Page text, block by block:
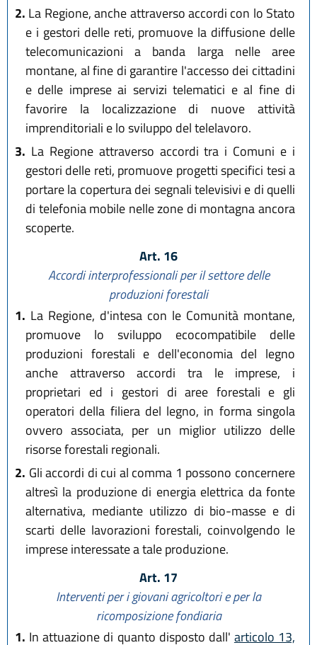
2. La Regione, anche attraverso accordi con lo Stato
e i gestori delle reti, promuove la diffusione delle
telecomunicazioni a banda larga nelle aree
montane, al fine di garantire l'accesso dei cittadini
e delle imprese ai servizi telematici e al fine di
favorire la localizzazione di nuove attività
imprenditoriali e lo sviluppo del telelavoro.
3. La Regione attraverso accordi tra i Comuni e i
gestori delle reti, promuove progetti specifici tesi a
portare la copertura dei segnali televisivi e di quelli
di telefonia mobile nelle zone di montagna ancora
scoperte.
Art. 16
Accordi interprofessionali per il settore delle
produzioni forestali
1. La Regione, d'intesa con le Comunità montane,
promuove lo sviluppo ecocompatibile delle
produzioni forestali e dell'economia del legno
anche attraverso accordi tra le imprese, i
proprietari ed i gestori di aree forestali e gli
operatori della filiera del legno, in forma singola
ovvero associata, per un miglior utilizzo delle
risorse forestali regionali.
2. Gli accordi di cui al comma 1 possono concernere
altresì la produzione di energia elettrica da fonte
alternativa, mediante utilizzo di bio-masse e di
scarti delle lavorazioni forestali, coinvolgendo le
imprese interessate a tale produzione.
Art. 17
Interventi per i giovani agricoltori e per la
ricomposizione fondiaria
1. In attuazione di quanto disposto dall' articolo 13,